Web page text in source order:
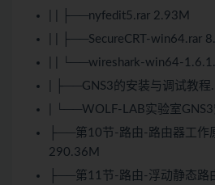
| | ├──nyfedit5.rar 2.93M
| | ├──SecureCRT-win64.rar
| | └──wireshark-win64-
| ├──GNS3的安装与调试教程
| └──WOLF-LAB实验室
├──第10节-路由-路由器工作
290.36M
├──第11节-路由-浮动静态路